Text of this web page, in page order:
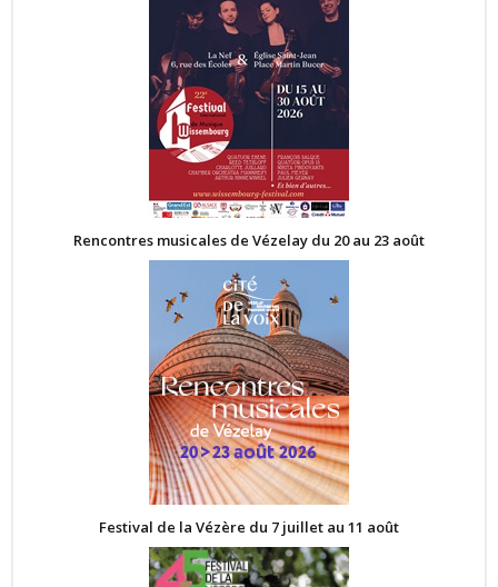
Rencontres musicales de Vézelay du 20 au 23 août
Festival de la Vézère du 7 juillet au 11 août